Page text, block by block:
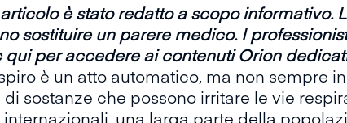
è stato redatto a scopo
sostituire un parere medico. I
quiper accedere ai contenuti Orion
è un atto automatico, ma non sempre
sostanze che possono irritare le vie
internazionali, una larga parte della